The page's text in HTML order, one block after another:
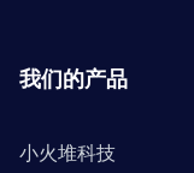
我们的产品
小火堆科技